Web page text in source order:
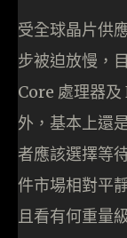
受全球晶片供
步被迫放慢，
Core 處理器
外，基本上還
者應該選擇等
件市場相對平
且看有何重量